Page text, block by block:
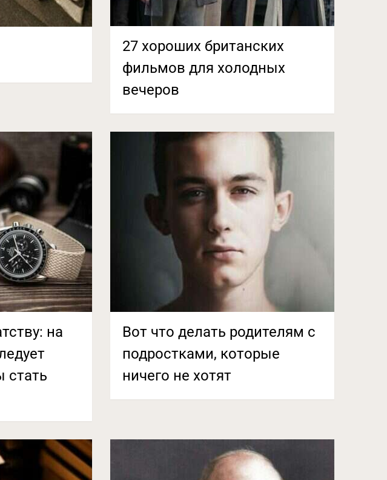
27 хороших британских
фильмов для холодных
вечеров
на
стать
Вот что делать родителям с
подростками, которые
ничего не хотят